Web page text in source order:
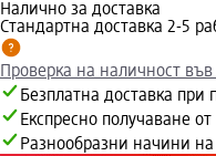
Налично за доставка
Стандартна доставка 2-5
Проверка на наличност
Безплатна доставка при
Експресно получаване
Разнообразни начини